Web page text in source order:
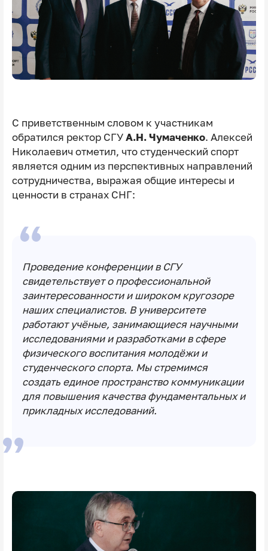
С приветственным словом к участникам
обратился ректор СГУА.Н. Чумаченко. Алексей
Николаевич отметил, что студенческий спорт
является одним из перспективных направлений
сотрудничества, выражая общие интересы и
ценности в странах СНГ:
Проведение конференции в СГУ
свидетельствует о профессиональной
заинтересованности и широком кругозоре
наших специалистов. В университете
работают учёные, занимающиеся научными
исследованиями и разработками в сфере
физического воспитания молодёжи и
студенческого спорта. Мы стремимся
создать единое пространство коммуникации
для повышения качества фундаментальных и
прикладных исследований.